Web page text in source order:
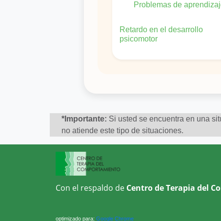
Problemas de
Retardo en el desarrollo
psicomotor
*Importante: Si usted se encuentra en una
no atiende este tipo de situaciones.
Con el respaldo de Centro de Terapia del
optimizado para: Google Chrome